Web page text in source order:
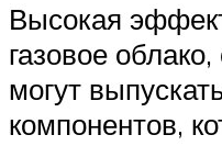
Высокая
газовое
могут
компонентов,